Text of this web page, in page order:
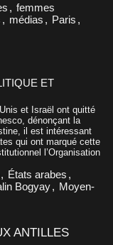
, femmes
, médias , Paris ,
ET
et Israël ont quitté
dénonçant la
il est intéressant
qui ont marqué cette
l’Organisation
, États arabes ,
Bogyay, Moyen-
ANTILLES